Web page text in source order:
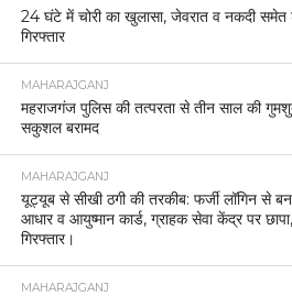
24 घंटे में चोरी का खुलासा, जेवरात व नकदी समेत
गिरफ्तार
MAHARAJGANJ
महराजगंज पुलिस की तत्परता से तीन साल की
सकुशल बरामद
MAHARAJGANJ
यूट्यूब से सीखी ठगी की तरकीब: फर्जी लॉगिन से
आधार व आयुष्मान कार्ड, ग्राहक सेवा केंद्र पर
गिरफ्तार।
MAHARAJGANJ